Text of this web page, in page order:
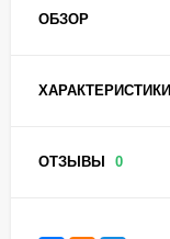
ОБЗОР
ХАРАКТЕРИСТИКИ
ОТЗЫВЫ 0